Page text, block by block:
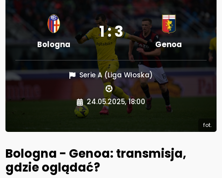
Bologna
1 : 3
Genoa
Serie A (Liga Włoska)
24.05.2025, 18:00
fot.
Bologna - Genoa: transmisja,
gdzie oglądać?